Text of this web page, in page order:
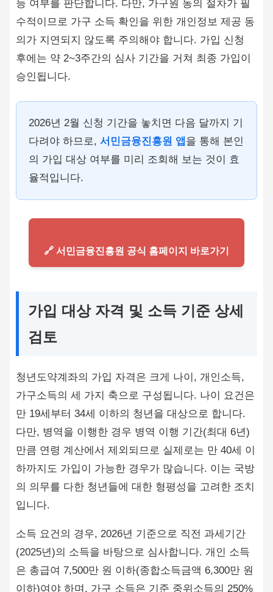
능 여부를 판단합니다. 다만, 가구원 동의 절차가 필
수적이므로 가구 소득 확인을 위한 개인정보 제공 동
의가 지연되지 않도록 주의해야 합니다. 가입 신청
후에는 약 2~3주간의 심사 기간을 거쳐 최종 가입이
승인됩니다.
2026년 2월 신청 기간을 놓치면 다음 달까지 기
다려야 하므로, 서민금융진흥원 앱 을 통해 본인
의 가입 대상 여부를 미리 조회해 보는 것이 효
율적입니다.
🔗 서민금융진흥원 공식 홈페이지 바로가기
가입 대상 자격 및 소득 기준 상세
검토
청년도약계좌의 가입 자격은 크게 나이, 개인소득,
가구소득의 세 가지 축으로 구성됩니다. 나이 요건은
만 19세부터 34세 이하의 청년을 대상으로 합니다.
다만, 병역을 이행한 경우 병역 이행 기간(최대 6년)
만큼 연령 계산에서 제외되므로 실제로는 만 40세 이
하까지도 가입이 가능한 경우가 많습니다. 이는 국방
의 의무를 다한 청년들에 대한 형평성을 고려한 조치
입니다.
소득 요건의 경우, 2026년 기준으로 직전 과세기간
(2025년)의 소득을 바탕으로 심사합니다. 개인 소득
은 총급여 7,500만 원 이하(종합소득금액 6,300만 원
이하)여야 하며, 가구 소득은 기준 중위소득의 250%